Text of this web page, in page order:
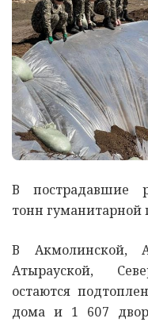
В пострадавшие
тонн
В Акмолинской,
Атырауской,
остаются
дома и 1 607